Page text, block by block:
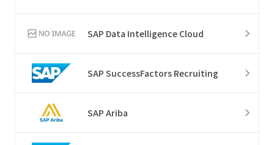
SAP Data Intelligence Cloud
SAP SuccessFactors Recruiting
SAP Ariba